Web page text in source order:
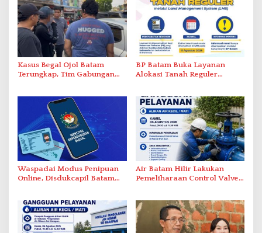
Kasus Begal Ojol Batam
Terungkap, Tim Gabungan
BP Batam Buka Layanan
Alokasi Tanah Reguler
Waspadai Modus Penipuan
Online, Disdukcapil Batam
Air Batam Hilir Lakukan
Pemeliharaan Control Valve,